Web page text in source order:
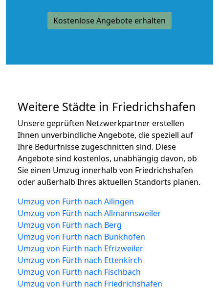
Kostenlose Angebote erhalten
Weitere Städte in Friedrichshafen
Unsere geprüften Netzwerkpartner erstellen
Ihnen unverbindliche Angebote, die speziell auf
Ihre Bedürfnisse zugeschnitten sind. Diese
Angebote sind kostenlos, unabhängig davon, ob
Sie einen Umzug innerhalb von Friedrichshafen
oder außerhalb Ihres aktuellen Standorts planen.
Umzug von Fürth nach Ailingen
Umzug von Fürth nach Allmannsweiler
Umzug von Fürth nach Berg
Umzug von Fürth nach Bunkhofen
Umzug von Fürth nach Efrizweiler
Umzug von Fürth nach Ettenkirch
Umzug von Fürth nach Fischbach
Umzug von Fürth nach Friedrichshafen